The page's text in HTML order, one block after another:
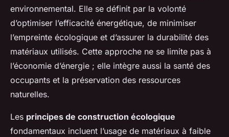
environnemental. Elle se définit par la volonté
d’optimiser l’efficacité énergétique, de minimiser
l’empreinte écologique et d’assurer la durabilité des
matériaux utilisés. Cette approche ne se limite pas à
l’économie d’énergie ; elle intègre aussi la santé des
occupants et la préservation des ressources
naturelles.
Les principes de construction écologique
fondamentaux incluent l’usage de matériaux à faible